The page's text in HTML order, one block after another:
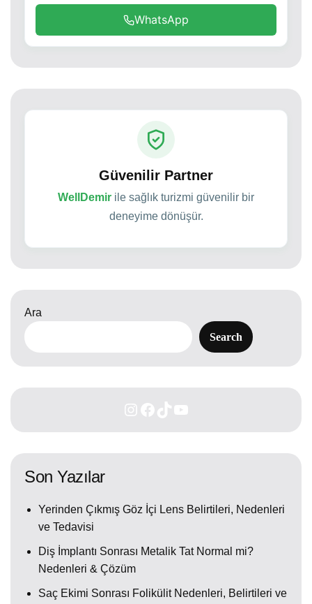
WhatsApp
Güvenilir Partner
WellDemir ile sağlık turizmi güvenilir bir
deneyime dönüşür.
Ara
Search
Son Yazılar
Yerinden Çıkmış Göz İçi Lens Belirtileri, Nedenleri
ve Tedavisi
Diş İmplantı Sonrası Metalik Tat Normal mi?
Nedenleri & Çözüm
Saç Ekimi Sonrası Folikülit Nedenleri, Belirtileri ve